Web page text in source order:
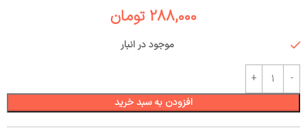
288,000 تومان
موجود در انبار
افزودن به سبد خرید